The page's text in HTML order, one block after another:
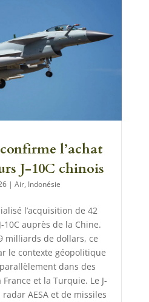
l’achat
J-10C chinois
|Air, Indonésie
l’acquisition de 42
10C auprès de la Chine.
milliards de dollars, ce
le contexte géopolitique
dans des
et la Turquie. Le J-
radar AESA et de missiles